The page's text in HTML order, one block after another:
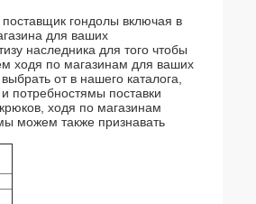
гондолы включая в
для ваших
наследника для того чтобы
ходя по магазинам для ваших
от в нашего каталога,
потребностямы поставки
ходя по магазинам
можем также признавать